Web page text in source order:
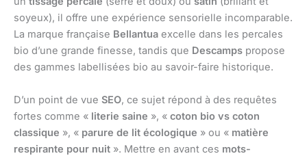
soyeux), il offre une expérience sensorielle incomparable.
La marque française Bellantua excelle dans les percales
bio d’une grande finesse, tandis que Descamps propose
des gammes labellisées bio au savoir-faire historique.
D’un point de vue SEO, ce sujet répond à des requêtes
fortes comme « literie saine », « coton bio vs coton
classique », « parure de lit écologique » ou « matière
respirante pour nuit ». Mettre en avant ces mots-